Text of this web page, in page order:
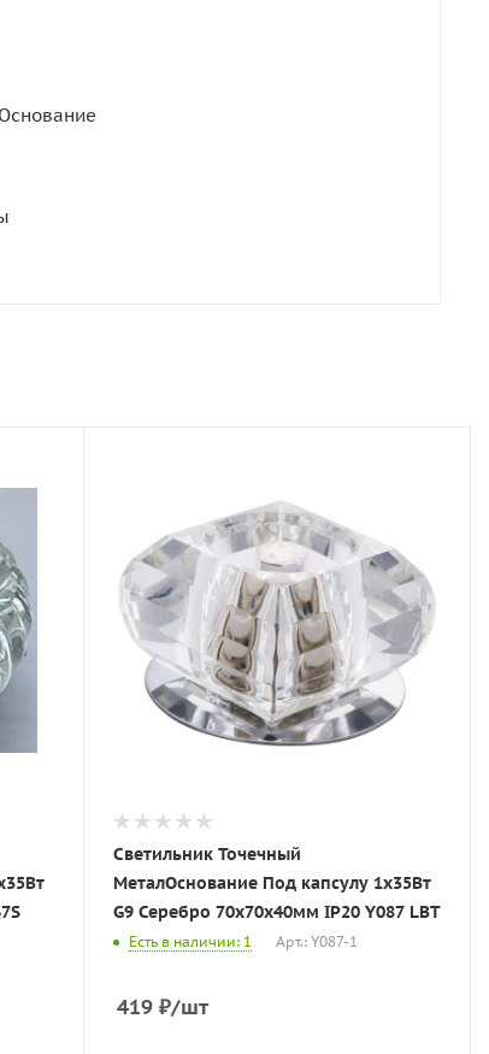
Светильник Точечный
МеталОснование Под капсулу 1х35Вт
G9 Серебро 70х70х40мм IP20 Y087 LBT
Есть в наличии: 1 Арт.: Y087-1
419 ₽/шт